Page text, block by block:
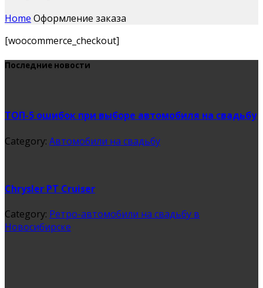
Home Оформление заказа
[woocommerce_checkout]
Последние новости
ТОП-5 ошибок при выборе автомобиля на свадьбу
Category: Автомобили на свадьбу
Chrysler PT Cruiser
Category: Ретро-автомобили на свадьбу в
Новосибирске